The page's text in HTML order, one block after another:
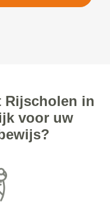
Rijscholen in
voor uw